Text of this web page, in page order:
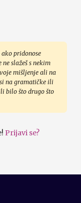
pridonose
slažeš s nekim
mišljenje ali na
na gramatičke ili
bilo što drugo što
Prijavi se?